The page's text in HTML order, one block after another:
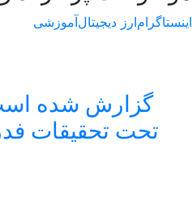
ارز دیجیتالآموزشی
گزارش شده است
تحت تحقیقات